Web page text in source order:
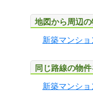
地図から周辺
新築マンショ
同じ路線の物
新築マンショ